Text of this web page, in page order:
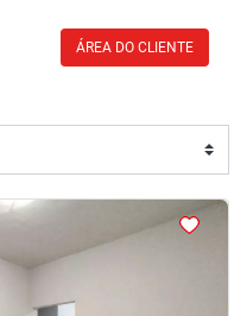
ÁREA DO CLIENTE